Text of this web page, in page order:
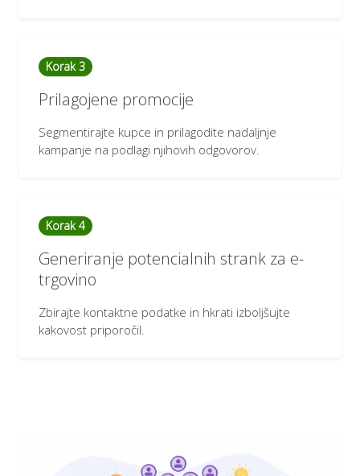
Korak 3
Prilagojene promocije
Segmentirajte kupce in prilagodite nadaljnje
kampanje na podlagi njihovih odgovorov.
Korak 4
Generiranje potencialnih strank za e-
trgovino
Zbirajte kontaktne podatke in hkrati izboljšujte
kakovost priporočil.